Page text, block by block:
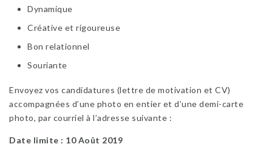
Dynamique
Créative et rigoureuse
Bon relationnel
Souriante
Envoyez vos candidatures (lettre de motivation et CV)
accompagnées d’une photo en entier et d’une demi-carte
photo, par courriel à l’adresse suivante :
Date limite : 10 Août 2019